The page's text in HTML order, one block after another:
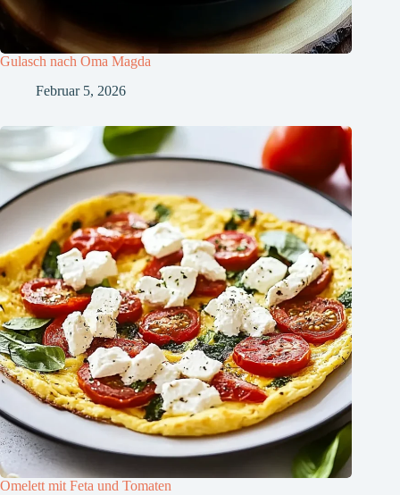
Gulasch nach Oma Magda
Februar 5, 2026
Omelett mit Feta und Tomaten